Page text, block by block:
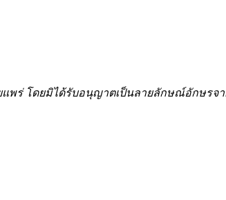
พร่ โดยมิได้รับอนุญาตเป็นลายลักษณ์อักษรจา